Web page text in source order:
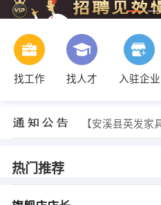
找工作 找人才 入驻企业
【安溪县英发家
热门推荐